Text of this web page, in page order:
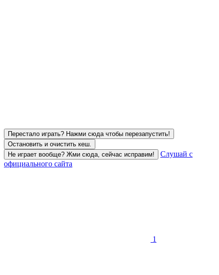
Перестало играть? Нажми сюда чтобы перезапустить!
Остановить и очистить кеш.
Не играет вообще? Жми сюда, сейчас исправим!
Слушай с
официального сайта
1